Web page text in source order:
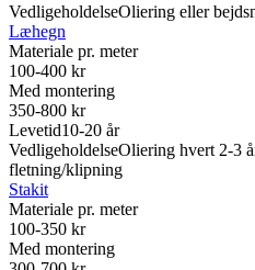
VedligeholdelseOliering eller
Læhegn
Materiale pr. meter
100-400 kr
Med montering
350-800 kr
Levetid10-20 år
VedligeholdelseOliering hvert 2-3
fletning/klipning
Stakit
Materiale pr. meter
100-350 kr
Med montering